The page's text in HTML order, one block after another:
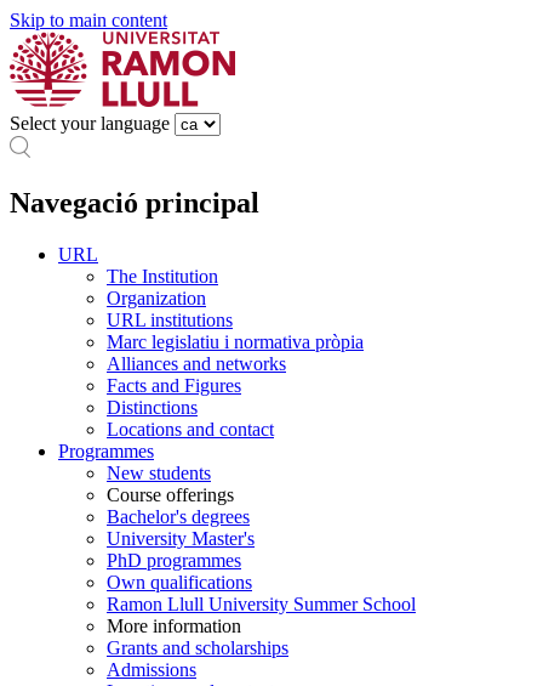
Skip to main content
Select your language
Navegació principal
URL
The Institution
Organization
URL institutions
Marc legislatiu i normativa pròpia
Alliances and networks
Facts and Figures
Distinctions
Locations and contact
Programmes
New students
Course offerings
Bachelor's degrees
University Master's
PhD programmes
Own qualifications
Ramon Llull University Summer School
More information
Grants and scholarships
Admissions